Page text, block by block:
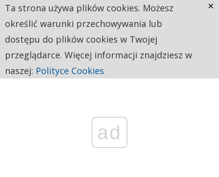
ad
Ta strona używa plików cookies. Możesz
określić warunki przechowywania lub
dostępu do plików cookies w Twojej
przeglądarce. Więcej informacji znajdziesz w
naszej: Polityce Cookies
×